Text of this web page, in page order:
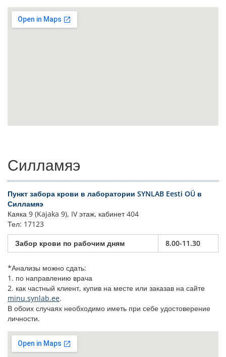
Силламяэ
Пункт забора крови в лаборатории SYNLAB Eesti OÜ в
Силламяэ
Каяка 9 (Kajaka 9), IV этаж, кабинет 404
Тел: 17123
Забор крови по рабочим дням
8.00-11.30
*Анализы можно сдать:
1. по направлению врача
2. как частный клиент, купив на месте или заказав на сайте
minu.synlab.ee.
В обоих случаях необходимо иметь при себе удостоверение
личности.